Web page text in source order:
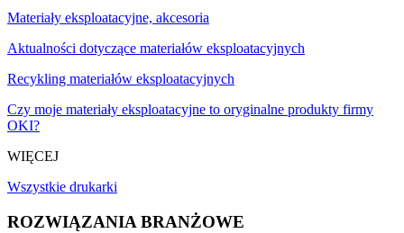
Materiały eksploatacyjne, akcesoria
Aktualności dotyczące materiałów eksploatacyjnych
Recykling materiałów eksploatacyjnych
Czy moje materiały eksploatacyjne to oryginalne produkty firmy
OKI?
WIĘCEJ
Wszystkie drukarki
ROZWIĄZANIA BRANŻOWE